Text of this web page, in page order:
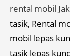
rental mobil
tasik, Rental
mobil lepas
tasik lepas